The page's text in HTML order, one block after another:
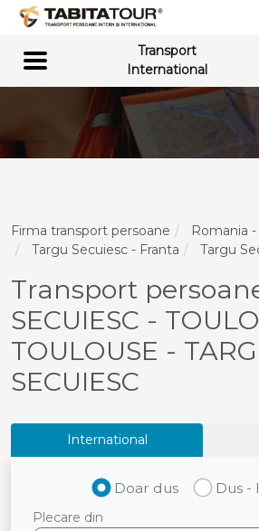
Transport
International
Firma transport persoane
Romania
Targu Secuiesc - Franta
Targu
Transport
SECUIESC -
TOULOUSE -
SECUIESC
International
Doar dus Dus -
Plecare din